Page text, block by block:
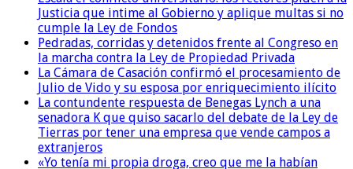
Justicia que intime al Gobierno y aplique multas si no
cumple la Ley de Fondos
Pedradas, corridas y detenidos frente al Congreso en
la marcha contra la Ley de Propiedad Privada
La Cámara de Casación confirmó el procesamiento de
Julio de Vido y su esposa por enriquecimiento ilícito
La contundente respuesta de Benegas Lynch a una
senadora K que quiso sacarlo del debate de la Ley de
Tierras por tener una empresa que vende campos a
extranjeros
«Yo tenía mi propia droga, creo que me la habían